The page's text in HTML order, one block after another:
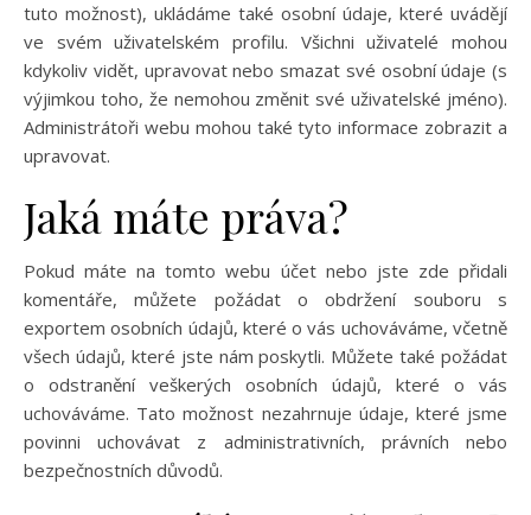
tuto možnost), ukládáme také osobní údaje, které uvádějí
ve svém uživatelském profilu. Všichni uživatelé mohou
kdykoliv vidět, upravovat nebo smazat své osobní údaje (s
výjimkou toho, že nemohou změnit své uživatelské jméno).
Administrátoři webu mohou také tyto informace zobrazit a
upravovat.
Jaká máte práva?
Pokud máte na tomto webu účet nebo jste zde přidali
komentáře, můžete požádat o obdržení souboru s
exportem osobních údajů, které o vás uchováváme, včetně
všech údajů, které jste nám poskytli. Můžete také požádat
o odstranění veškerých osobních údajů, které o vás
uchováváme. Tato možnost nezahrnuje údaje, které jsme
povinni uchovávat z administrativních, právních nebo
bezpečnostních důvodů.